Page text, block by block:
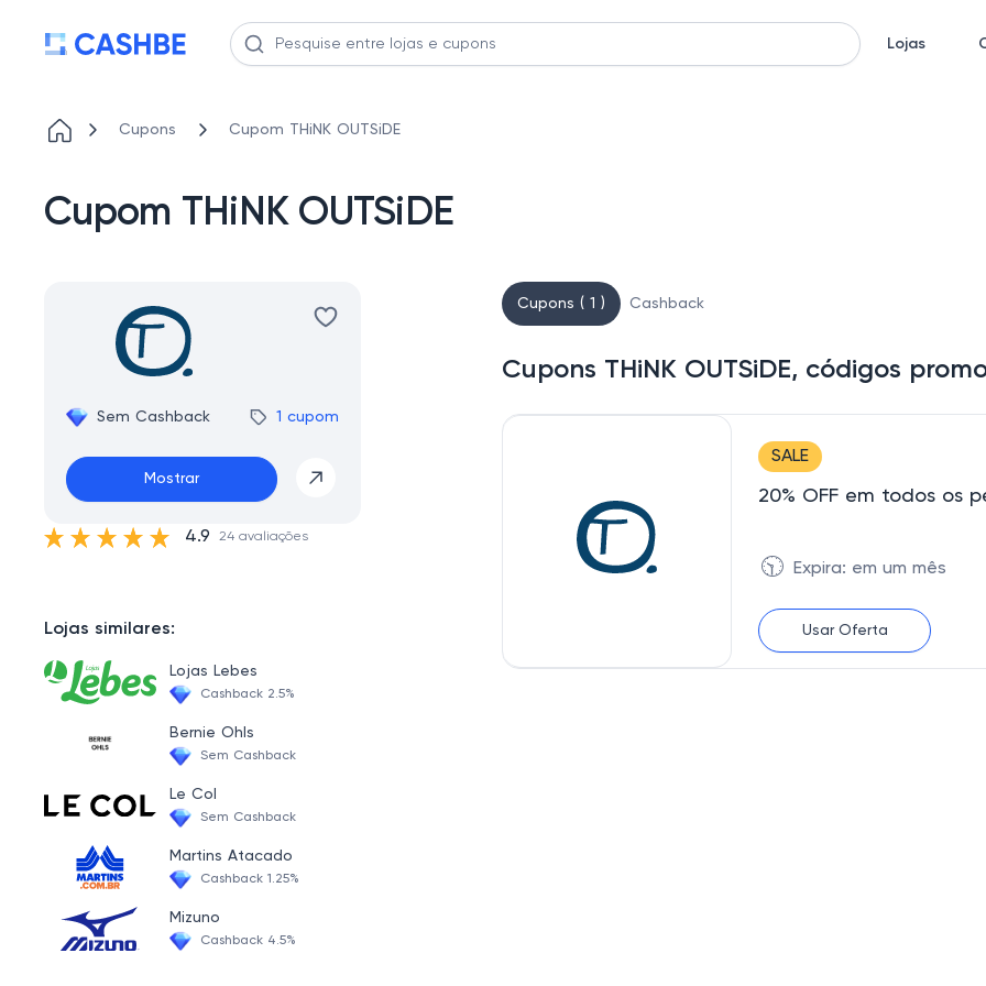
Lojas
Cupons Cupom THiNK OUTSiDE
Cupom THiNK OUTSiDE
Sem Cashback 1 cupom
Mostrar
4.9 24 avaliações
Lojas similares:
Lojas Lebes
Cashback 2.5%
Bernie Ohls
Sem Cashback
Le Col
Sem Cashback
Martins Atacado
Cashback 1.25%
Mizuno
Cashback 4.5%
Cupons ( 1 ) Cashback
Cupons THiNK OUTSiDE, códigos
SALE
20% OFF em todos os
🕥 Expira: em um mês
Usar Oferta